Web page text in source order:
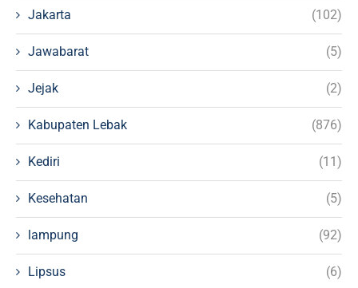
Jakarta (102)
Jawabarat (5)
Jejak (2)
Kabupaten Lebak (876)
Kediri (11)
Kesehatan (5)
lampung (92)
Lipsus (6)